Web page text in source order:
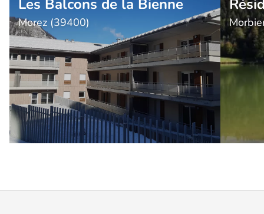
Les Balcons de la Bienne
Morez (39400)